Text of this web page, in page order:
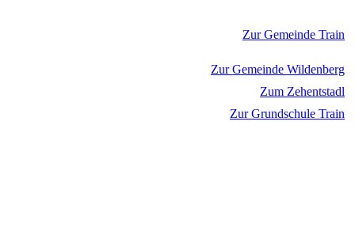
Zur Gemeinde Train
Zur Gemeinde Wildenberg
Zum Zehentstadl
Zur Grundschule Train